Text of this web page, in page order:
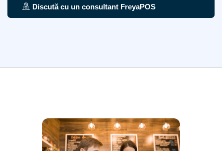
Discută cu un consultant FreyaPOS